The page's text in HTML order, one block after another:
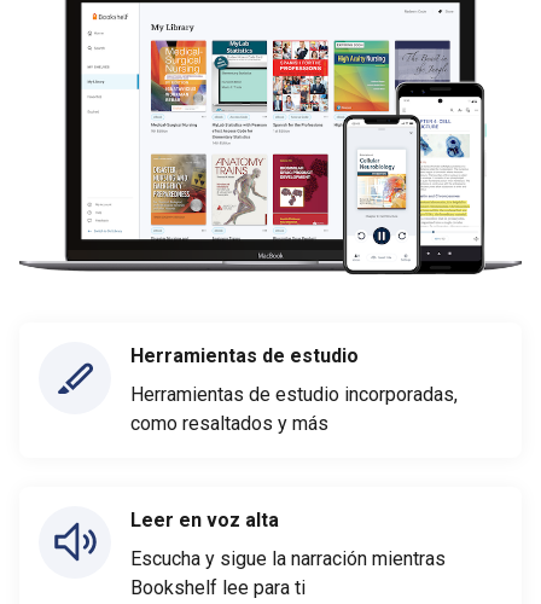
Herramientas de estudio
Herramientas de estudio incorporadas,
como resaltados y más
Leer en voz alta
Escucha y sigue la narración mientras
Bookshelf lee para ti